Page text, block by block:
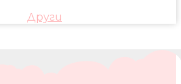
Други